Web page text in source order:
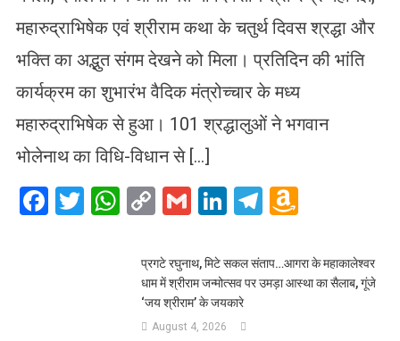
महारुद्राभिषेक एवं श्रीराम कथा के चतुर्थ दिवस श्रद्धा और
भक्ति का अद्भुत संगम देखने को मिला। प्रतिदिन की भांति
कार्यक्रम का शुभारंभ वैदिक मंत्रोच्चार के मध्य
महारुद्राभिषेक से हुआ। 101 श्रद्धालुओं ने भगवान
भोलेनाथ का विधि-विधान से […]
Facebook
Twitter
WhatsApp
CopyGmailLinkedIn
Telegram
List
प्रगटे रघुनाथ, मिटे सकल संताप…आगरा के महाकालेश्वर
धाम में श्रीराम जन्मोत्सव पर उमड़ा आस्था का सैलाब, गूंजे
‘जय श्रीराम’ के जयकारे
August 4, 2026